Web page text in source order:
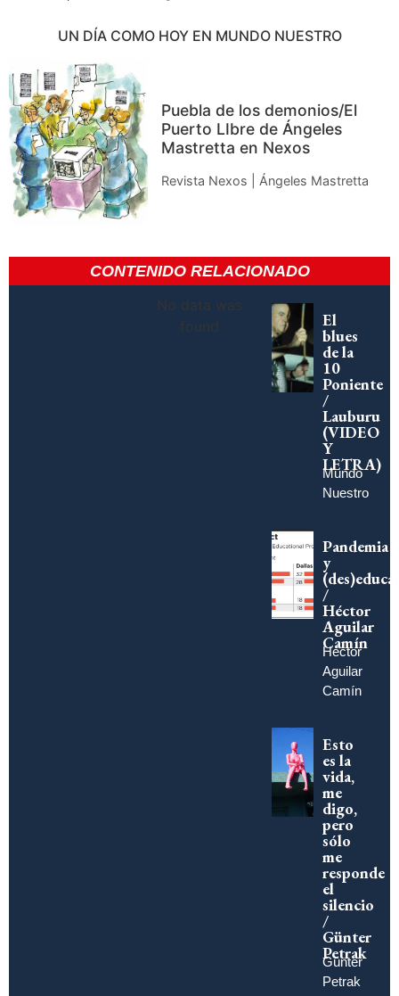
UN DÍA COMO HOY EN MUNDO NUESTRO
Puebla de los demonios/El
Puerto LIbre de Ángeles
Mastretta en Nexos
Revista Nexos | Ángeles Mastretta
CONTENIDO RELACIONADO
No data was
found
El
blues
de la
10
Poniente
/
Lauburu
(VIDEO
Y
LETRA)
Mundo
Nuestro
Pandemia
y
/
Héctor
Aguilar
Camín
Héctor
Aguilar
Camín
Esto
es la
vida,
me
digo,
pero
sólo
me
responde
el
silencio
/
Günter
Petrak
Günter
Petrak